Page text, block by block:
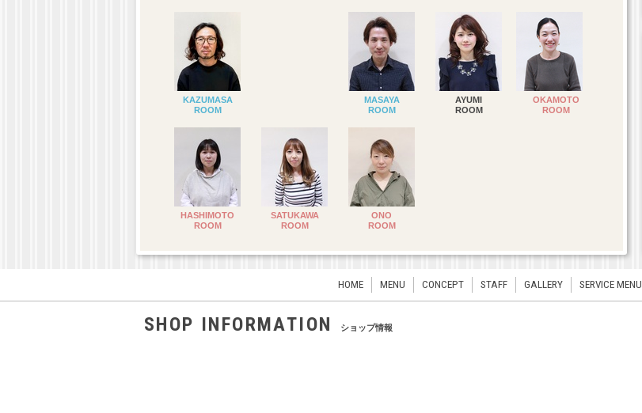
KAZUMASA
ROOM
MASAYA
ROOM
AYUMI
ROOM
OKAMOTO
ROOM
HASHIMOTO
ROOM
SATUKAWA
ROOM
ONO
ROOM
HOME MENU CONCEPT STAFF GALLERY SERVICE MENU
SHOP INFORMATION ショップ情報